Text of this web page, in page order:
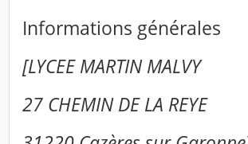
Informations générales
[LYCEE MARTIN MALVY
27 CHEMIN DE LA REYE